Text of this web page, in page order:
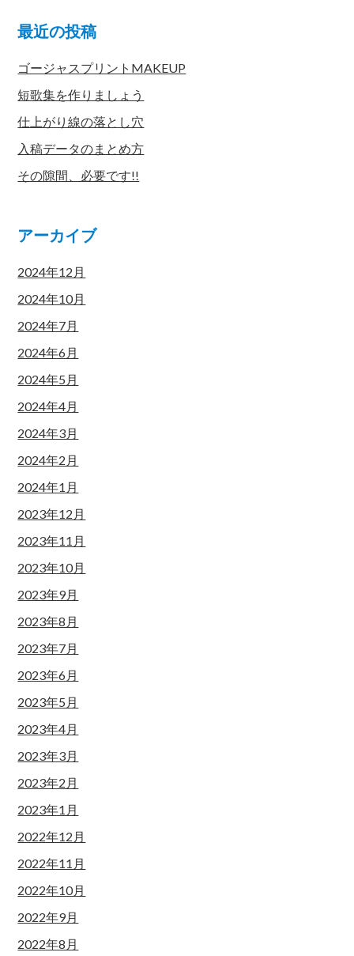
最近の投稿
ゴージャスプリントMAKEUP
短歌集を作りましょう
仕上がり線の落とし穴
入稿データのまとめ方
その隙間、必要です!!
アーカイブ
2024年12月
2024年10月
2024年7月
2024年6月
2024年5月
2024年4月
2024年3月
2024年2月
2024年1月
2023年12月
2023年11月
2023年10月
2023年9月
2023年8月
2023年7月
2023年6月
2023年5月
2023年4月
2023年3月
2023年2月
2023年1月
2022年12月
2022年11月
2022年10月
2022年9月
2022年8月